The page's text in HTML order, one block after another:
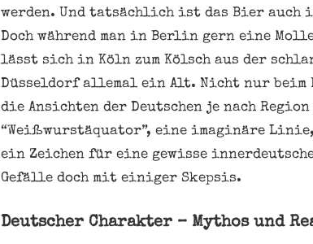
werden. Und tatsächlich ist das Bier auch
Doch während man in Berlin gern eine
lässt sich in Köln zum Kölsch aus der
Düsseldorf allemal ein Alt. Nicht nur beim
die Ansichten der Deutschen je nach
“Weißwurstäquator”, eine imaginäre
ein Zeichen für eine gewisse
Gefälle doch mit einiger Skepsis.
Deutscher Charakter – Mythos und